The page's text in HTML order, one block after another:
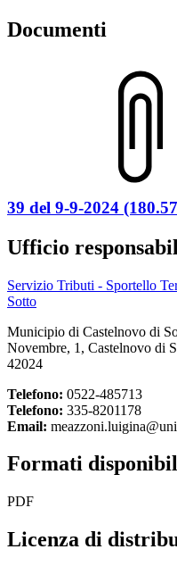
Documenti
39 del 9-9-2024
Ufficio
Servizio Tributi - Sportello
Sotto
Municipio di Castelnovo di
Novembre, 1, Castelnovo di
42024
Telefono: 0522-485713
Telefono: 335-8201178
Email:
Formati
PDF
Licenza di